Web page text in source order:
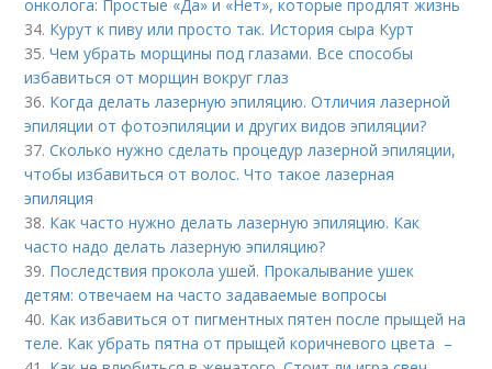
онколога: Простые «Да» и «Нет», которые продлят жизнь
34. Курут к пиву или просто так. История сыра Курт
35.Чем убрать морщины под глазами. Все способы
избавиться от морщин вокруг глаз
36. Когда делать лазерную эпиляцию. Отличия лазерной
эпиляции от фотоэпиляции и других видов эпиляции?
37.Сколько нужно сделать процедур лазерной эпиляции,
чтобы избавиться от волос. Что такое лазерная
эпиляция
38. Как часто нужно делать лазерную эпиляцию. Как
часто надо делать лазерную эпиляцию?
39. Последствия прокола ушей. Прокалывание ушек
детям: отвечаем на часто задаваемые вопросы
40. Как избавиться от пигментных пятен после прыщей на
теле. Как убрать пятна от прыщей коричневого цвета –